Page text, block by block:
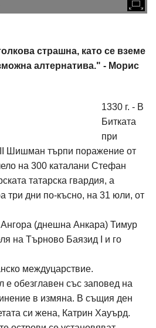
страшна, като се вземе
алтернатива." - Морис
1330 г. - В
Битката
при
Шишман търпи поражение от
на 300 каталани Стефан
татарска гвардия, а
дни по-късно, на 31 юли, от
Ангора (днешна Анкара) Тимур
на Търново Баязид I и го
междуцарствие.
е обезглавен със заповед на
в измяна. В същия ден
си жена, Катрин Хауърд.